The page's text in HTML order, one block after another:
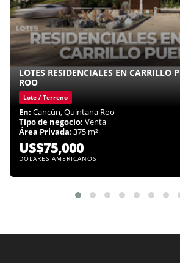
LOTES RESIDENCIALES EN CARRILLO
ROO
Lote / Terreno
En: Cancún, Quintana Roo
Tipo de negocio: Venta
Área Privada: 375 m²
US$75,000
DÓLARES AMERICANOS